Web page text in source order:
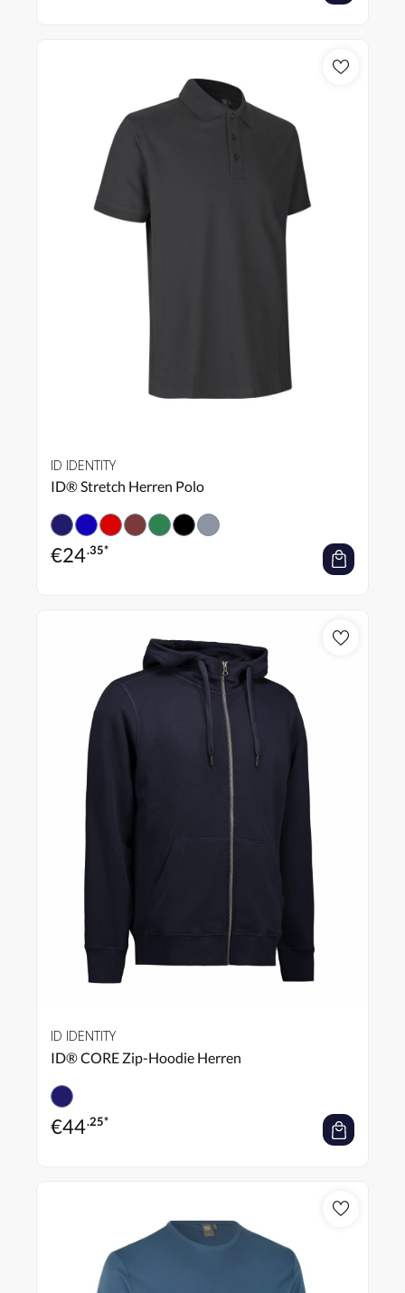
ID IDENTITY
ID® Stretch Herren Polo
€24.35*
ID IDENTITY
ID® CORE Zip-Hoodie Herren
€44.25*